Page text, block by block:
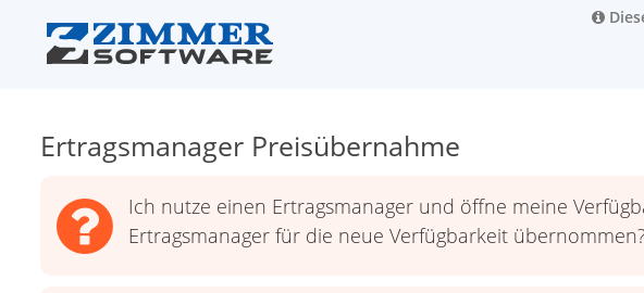
Ertragsmanager Preisübernahme
Ich nutze einen Ertragsmanager und öffne meine
Ertragsmanager für die neue Verfügbarkeit übernommen?